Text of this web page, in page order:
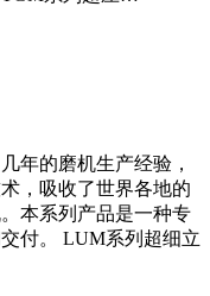
年的磨机生产经验，
，吸收了世界各地的
本系列产品是一种专
付。 LUM系列超细立